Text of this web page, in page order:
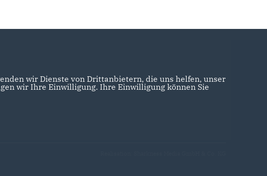
wir Dienste von Drittanbietern, die uns helfen, unser
wir Ihre Einwilligung. Ihre Einwilligung können Sie